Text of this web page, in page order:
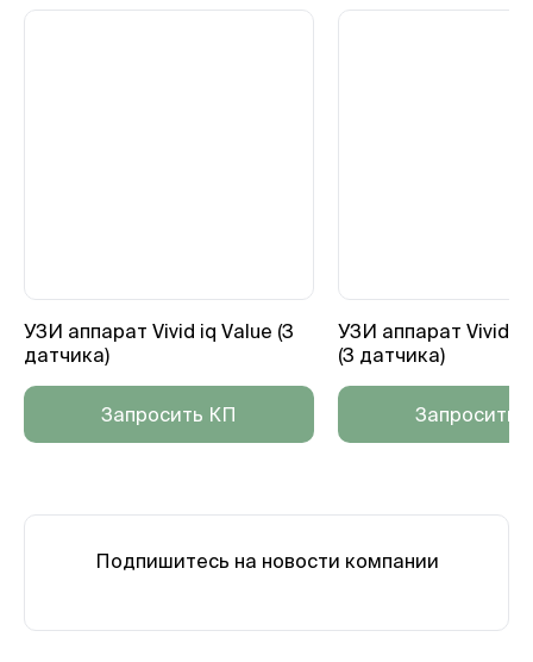
УЗИ аппарат Vivid iq Value (3
датчика)
Запросить КП
УЗИ аппарат Vivid
(3 датчика)
Запросить
Подпишитесь на новости компании